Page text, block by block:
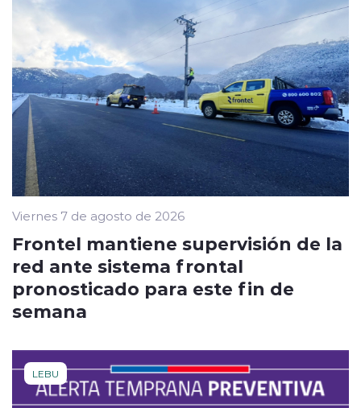
Viernes 7 de agosto de 2026
Frontel mantiene supervisión de la
red ante sistema frontal
pronosticado para este fin de
semana
LEBU